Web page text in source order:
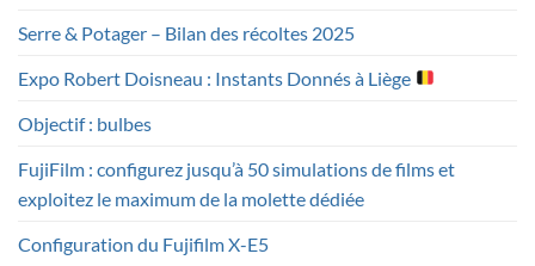
Serre & Potager – Bilan des récoltes 2025
Expo Robert Doisneau : Instants Donnés à Liège
Objectif : bulbes
FujiFilm : configurez jusqu’à 50 simulations de films et
exploitez le maximum de la molette dédiée
Configuration du Fujifilm X-E5